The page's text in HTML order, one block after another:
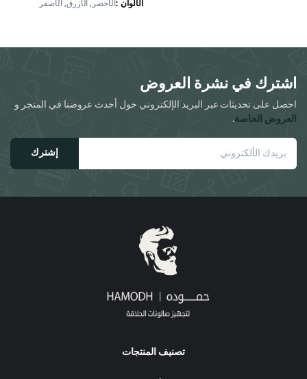
يمكن
اختيار
الألوان الأخضر, الأزرق, الأصفر
اشترك في نشرة العروض
احصل على تحديثات عبر البريد الإلكتروني حول أحدث عروضنا في المتجر و
العروض الخاصة.
إشترك
تصنيف المنتجات